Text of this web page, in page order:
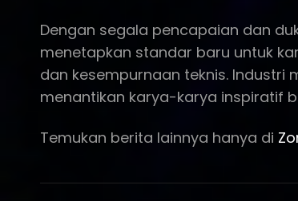
Dengan segala pencapaian dan
menetapkan standar baru untuk
dan kesempurnaan teknis. Industri
menantikan karya-karya inspiratif
Temukan berita lainnya hanya di